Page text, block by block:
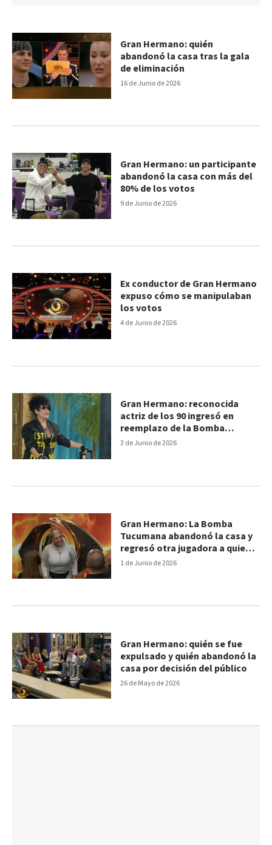
16 de Junio de 2026
Gran Hermano: quién
abandonó la casa tras la gala
de eliminación
9 de Junio de 2026
Gran Hermano: un participante
abandonó la casa con más del
80% de los votos
4 de Junio de 2026
Ex conductor de Gran Hermano
expuso cómo se manipulaban
los votos
3 de Junio de 2026
Gran Hermano: reconocida
actriz de los 90 ingresó en
reemplazo de la Bomba
Tucumana
1 de Junio de 2026
Gran Hermano: La Bomba
Tucumana abandonó la casa y
regresó otra jugadora a quien
habían expulsado
26 de Mayo de 2026
Gran Hermano: quién se fue
expulsado y quién abandonó la
casa por decisión del público